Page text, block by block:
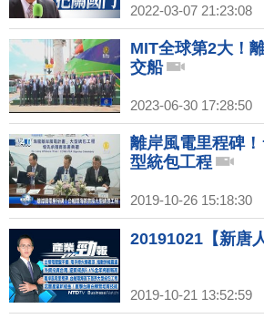
2022-03-07 21:23:08
MIT全球第2大！
交船
2023-06-30 17:28:50
離岸風電里程碑
型統包工程
2019-10-26 15:18:30
20191021【新唐
2019-10-21 13:52:59